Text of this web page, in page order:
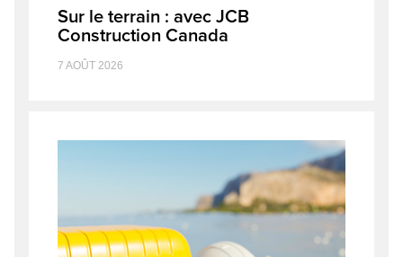
Sur le terrain : avec JCB
Construction Canada
7 AOÛT 2026